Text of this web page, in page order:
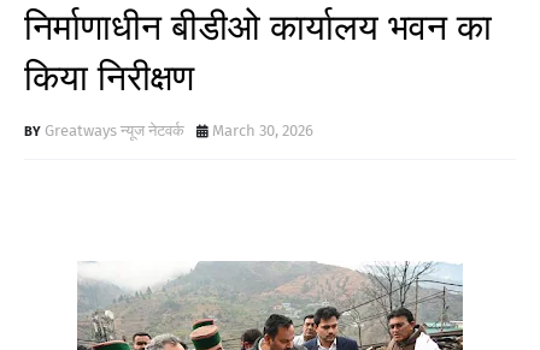
निर्माणाधीन बीडीओ कार्यालय भवन का
किया निरीक्षण
Greatways न्यूज नेटवर्क March 30, 2026